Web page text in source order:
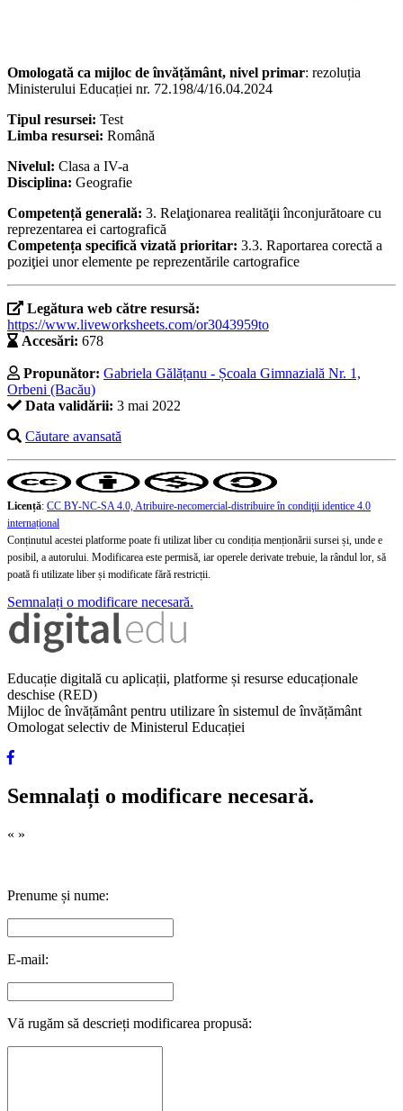
Omologată ca mijloc de învățământ, nivel primar: rezoluția
Ministerului Educației nr. 72.198/4/16.04.2024
Tipul resursei: Test
Limba resursei: Română
Nivelul: Clasa a IV-a
Disciplina: Geografie
Competență generală: 3. Relaţionarea realităţii înconjurătoare cu
reprezentarea ei cartografică
Competența specifică vizată prioritar: 3.3. Raportarea corectă a
poziţiei unor elemente pe reprezentările cartografice
Legătura web către resursă:
https://www.liveworksheets.com/or3043959to
Accesări: 678
Propunător: Gabriela Gălățanu - Școala Gimnazială Nr. 1,
Orbeni (Bacău)
Data validării: 3 mai 2022
Căutare avansată
Licență: CC BY-NC-SA 4.0, Atribuire-necomercial-distribuire în condiţii identice 4.0
internațional
Conținutul acestei platforme poate fi utilizat liber cu condiția menționării sursei și, unde e
posibil, a autorului. Modificarea este permisă, iar operele derivate trebuie, la rândul lor, să
poată fi utilizate liber și modificate fără restricții.
Semnalați o modificare necesară.
Educație digitală cu aplicații, platforme și resurse educaționale
deschise (RED)
Mijloc de învățământ pentru utilizare în sistemul de învățământ
Omologat selectiv de Ministerul Educației
Semnalați o modificare necesară.
« »
Prenume și nume:
E-mail:
Vă rugăm să descrieți modificarea propusă: